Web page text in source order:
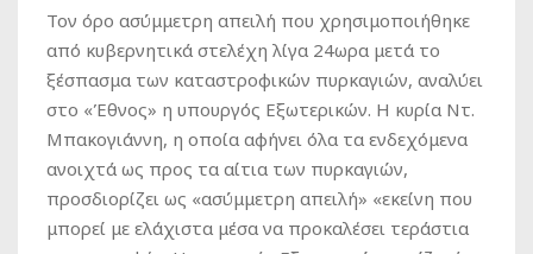
Τον όρο ασύμμετρη απειλή που χρησιμοποιήθηκε
από κυβερνητικά στελέχη λίγα 24ωρα μετά το
ξέσπασμα των καταστροφικών πυρκαγιών, αναλύει
στο «Έθνος» η υπουργός Εξωτερικών. Η κυρία Ντ.
Μπακογιάννη, η οποία αφήνει όλα τα ενδεχόμενα
ανοιχτά ως προς τα αίτια των πυρκαγιών,
προσδιορίζει ως «ασύμμετρη απειλή» «εκείνη που
μπορεί με ελάχιστα μέσα να προκαλέσει τεράστια